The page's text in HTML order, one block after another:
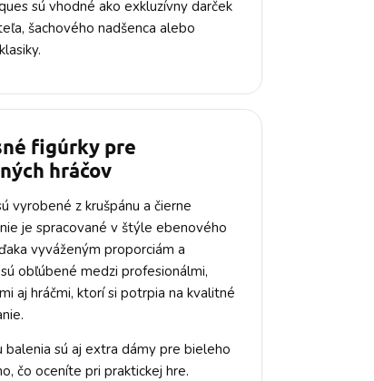
sú vhodné ako exkluzívny darček
šachového nadšenca alebo
figúrky pre
hráčov
vyrobené z krušpánu a čierne
je spracované v štýle ebenového
vyváženým proporciám a
obľúbené medzi profesionálmi,
aj hráčmi, ktorí si potrpia na kvalitné
balenia sú aj extra dámy pre bieleho
čo oceníte pri praktickej hre.